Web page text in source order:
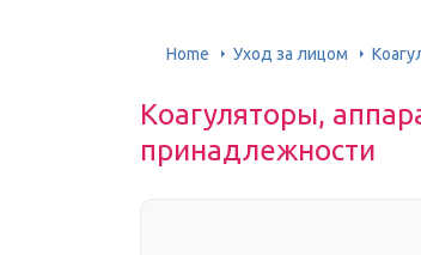
Home Уход за лицом
Коагуляторы,
принадлежности